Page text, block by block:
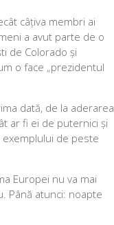
câțiva membri ai
a avut parte de o
de Colorado și
o face „prezidentul
dată, de la aderarea
ar fi ei de puternici și
exemplului de peste
Europei nu va mai
Până atunci: noapte